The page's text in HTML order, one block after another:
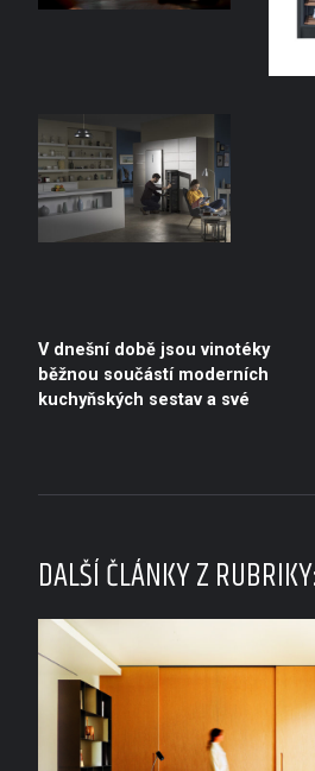
V dnešní době jsou vinotéky
běžnou součástí moderních
kuchyňských sestav a své
příznivce si našly i jako
DALŠÍ ČLÁNKY Z RUBRIKY: